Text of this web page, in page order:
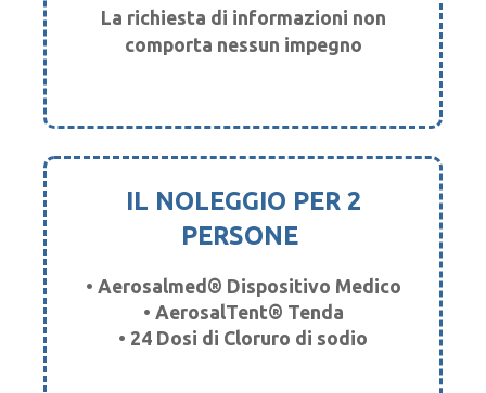
La richiesta di informazioni non
comporta nessun impegno
IL NOLEGGIO PER 2
PERSONE
• Aerosalmed® Dispositivo Medico
• AerosalTent® Tenda
• 24 Dosi di Cloruro di sodio